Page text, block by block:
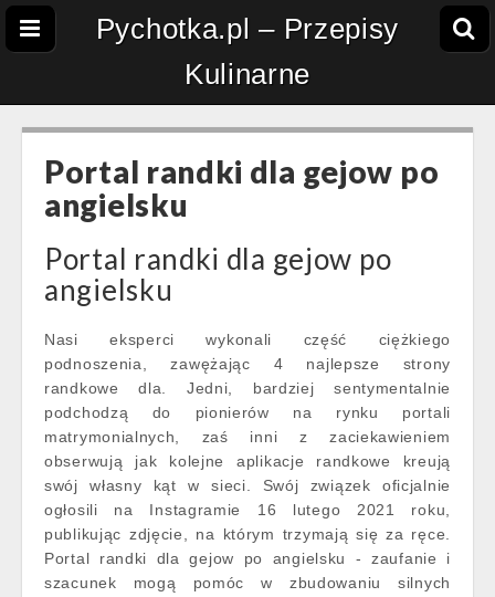
Pychotka.pl – Przepisy
Kulinarne
Portal randki dla gejow po
angielsku
Portal randki dla gejow po
angielsku
Nasi eksperci wykonali część ciężkiego
podnoszenia, zawężając 4 najlepsze strony
randkowe dla. Jedni, bardziej sentymentalnie
podchodzą do pionierów na rynku portali
matrymonialnych, zaś inni z zaciekawieniem
obserwują jak kolejne aplikacje randkowe kreują
swój własny kąt w sieci. Swój związek oficjalnie
ogłosili na Instagramie 16 lutego 2021 roku,
publikując zdjęcie, na którym trzymają się za ręce.
Portal randki dla gejow po angielsku - zaufanie i
szacunek mogą pomóc w zbudowaniu silnych